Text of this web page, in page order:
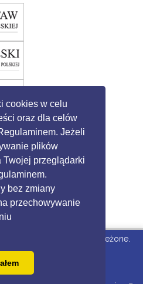
cookies w celu
oraz dla celów
Jeżeli
plików
Twojej przeglądarki
bez zmiany
przechowywanie
Wszystkie prawa zastrzeżone.
przez Grikon.eu |